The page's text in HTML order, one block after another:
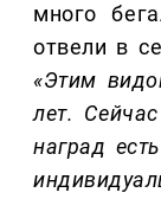
много
отвели в
«Этим
лет.
наград